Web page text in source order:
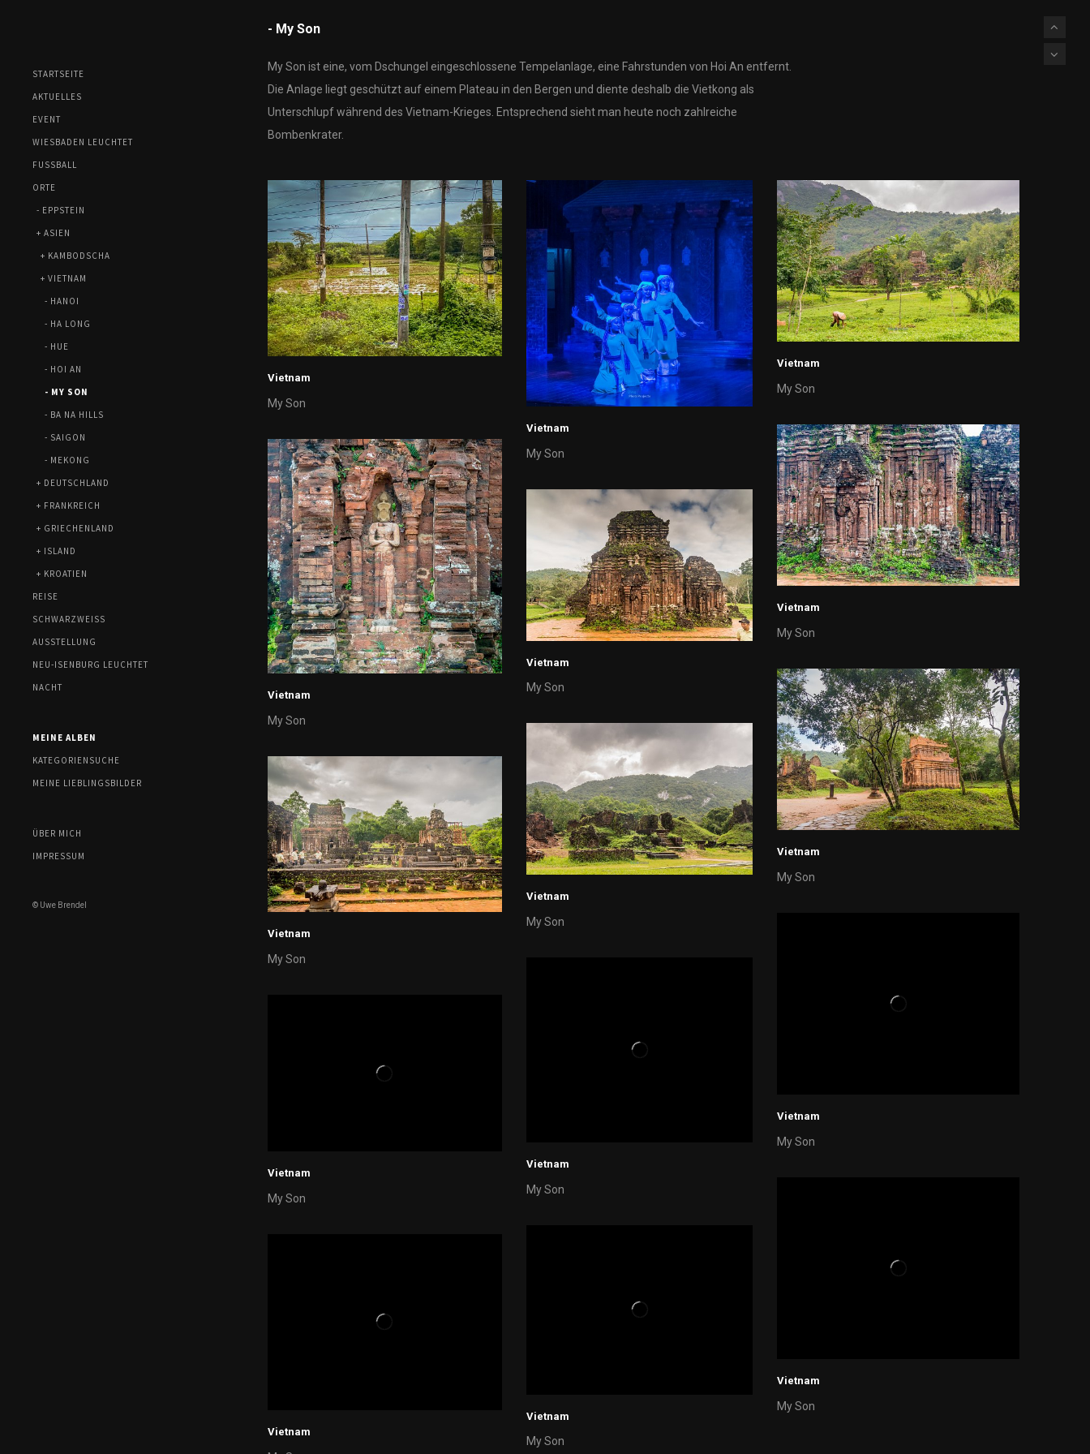
STARTSEITE
AKTUELLES
EVENT
WIESBADEN LEUCHTET
FUSSBALL
ORTE
- EPPSTEIN
+ ASIEN
+ KAMBODSCHA
+ VIETNAM
- HANOI
- HA LONG
- HUE
- HOI AN
- MY SON
- BA NA HILLS
- SAIGON
- MEKONG
+ DEUTSCHLAND
+ FRANKREICH
+ GRIECHENLAND
+ ISLAND
+ KROATIEN
REISE
SCHWARZWEISS
AUSSTELLUNG
NEU-ISENBURG LEUCHTET
NACHT
MEINE ALBEN
KATEGORIENSUCHE
MEINE LIEBLINGSBILDER
ÜBER MICH
IMPRESSUM
© Uwe Brendel
- My Son
My Son ist eine, vom Dschungel eingeschlossene Tempelanlage, eine Fahrstunden von Hoi An entfernt.
Die Anlage liegt geschützt auf einem Plateau in den Bergen und diente deshalb die Vietkong als
Unterschlupf während des Vietnam-Krieges. Entsprechend sieht man heute noch zahlreiche
Bombenkrater.
Vietnam
My Son
Vietnam
My Son
Vietnam
My Son
Vietnam
My Son
Vietnam
Vietnam
My Son
Vietnam
My Son
Vietnam
My Son
Vietnam
My Son
Vietnam
My Son
Vietnam
My Son
Vietnam
My Son
Vietnam
My Son
Vietnam
My Son
Vietnam
My Son